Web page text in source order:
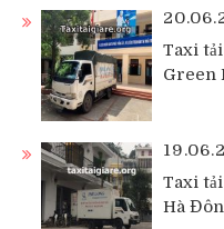
Taxi
Green
Taxi
Hà